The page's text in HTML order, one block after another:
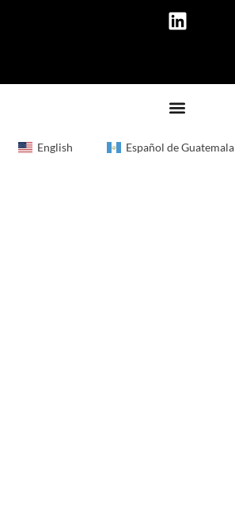
English Español de Guatemala